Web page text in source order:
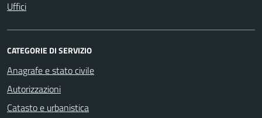
Uffici
CATEGORIE DI SERVIZIO
Anagrafe e stato civile
Autorizzazioni
Catasto e urbanistica